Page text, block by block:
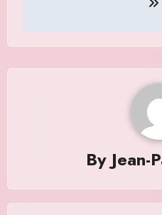
ByJean-